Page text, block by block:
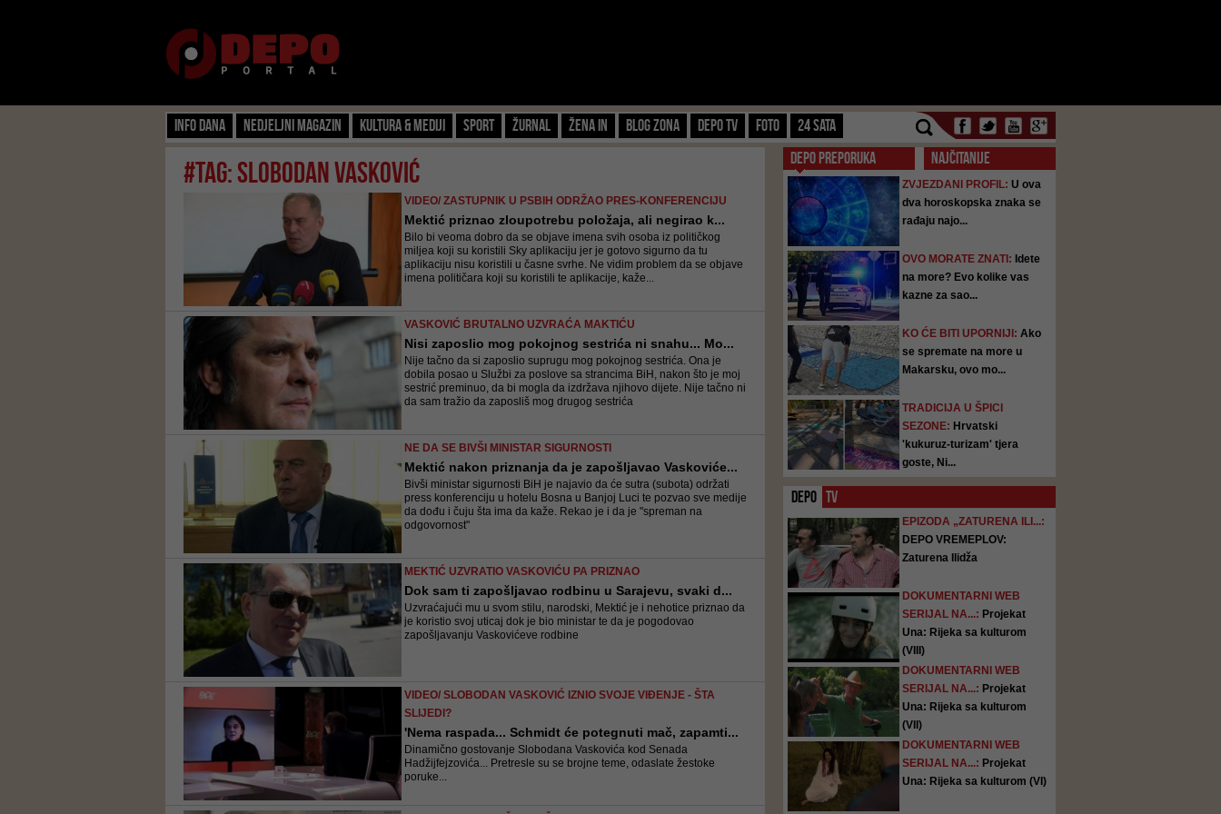
Info dana Nedjeljni magazin Kultura & Mediji Sport Žurnal Žena IN Blog zona Depo TV FOTO 24 SATA
#tag: slobodan vasković
VIDEO/ ZASTUPNIK U PSBIH ODRŽAO PRES-KONFERENCIJU
Mektić priznao zloupotrebu položaja, ali negirao k...
Bilo bi veoma dobro da se objave imena svih osoba iz političkog
miljea koji su koristili Sky aplikaciju jer je gotovo sigurno da tu
aplikaciju nisu koristili u časne svrhe. Ne vidim problem da se objave
imena političara koji su koristili te aplikacije, kaže...
VASKOVIĆ BRUTALNO UZVRAĆA MAKTIĆU
Nisi zaposlio mog pokojnog sestrića ni snahu... Mo...
Nije tačno da si zaposlio suprugu mog pokojnog sestrića. Ona je
dobila posao u Službi za poslove sa strancima BiH, nakon što je moj
sestrić preminuo, da bi mogla da izdržava njihovo dijete. Nije tačno ni
da sam tražio da zaposliš mog drugog sestrića
NE DA SE BIVŠI MINISTAR SIGURNOSTI
Mektić nakon priznanja da je zapošljavao Vaskoviće...
Bivši ministar sigurnosti BiH je najavio da će sutra (subota) održati
press konferenciju u hotelu Bosna u Banjoj Luci te pozvao sve medije
da dođu i čuju šta ima da kaže. Rekao je i da je "spreman na
odgovornost"
MEKTIĆ UZVRATIO VASKOVIĆU PA PRIZNAO
Dok sam ti zapošljavao rodbinu u Sarajevu, svaki d...
Uzvraćajući mu u svom stilu, narodski, Mektić je i nehotice priznao da
je koristio svoj uticaj dok je bio ministar te da je pogodovao
zapošljavanju Vaskovićeve rodbine
VIDEO/ SLOBODAN VASKOVIĆ IZNIO SVOJE VIĐENJE - ŠTA
SLIJEDI?
'Nema raspada... Schmidt će potegnuti mač, zapamti...
Dinamično gostovanje Slobodana Vaskovića kod Senada
Hadžijfejzovića... Pretresle su se brojne teme, odaslate žestoke
poruke...
DEPO PREPORUKA NAJČITANIJE
ZVJEZDANI PROFIL: U ova
dva horoskopska znaka se
rađaju najo...
OVO MORATE ZNATI: Idete
na more? Evo kolike vas
kazne za sao...
KO ĆE BITI UPORNIJI: Ako
se spremate na more u
Makarsku, ovo mo...
TRADICIJA U ŠPICI
SEZONE: Hrvatski
'kukuruz-turizam' tjera
goste, Ni...
DEPO TV
EPIZODA „ZATURENA ILI...:
DEPO VREMEPLOV:
Zaturena Ilidža
DOKUMENTARNI WEB
SERIJAL NA...: Projekat
Una: Rijeka sa kulturom
(VIII)
DOKUMENTARNI WEB
SERIJAL NA...: Projekat
Una: Rijeka sa kulturom
(VII)
DOKUMENTARNI WEB
SERIJAL NA...: Projekat
Una: Rijeka sa kulturom (VI)